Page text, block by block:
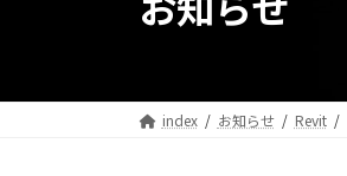
index お知らせ Revit